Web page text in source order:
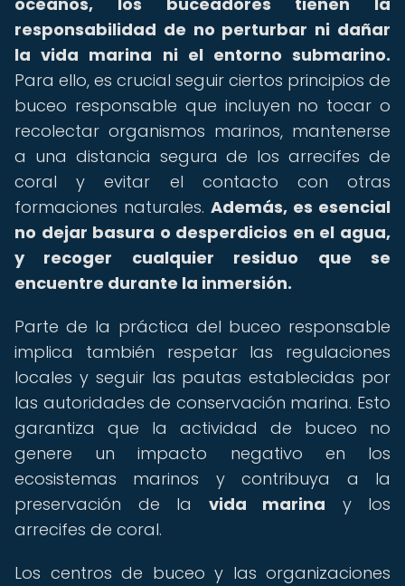
responsabilidad de no perturbar ni dañar
la vida marina ni el entorno submarino.
Para ello, es crucial seguir ciertos principios de
buceo responsable que incluyen no tocar o
recolectar organismos marinos, mantenerse
a una distancia segura de los arrecifes de
coral y evitar el contacto con otras
formaciones naturales. Además, es esencial
no dejar basura o desperdicios en el agua,
y recoger cualquier residuo que se
encuentre durante la inmersión.
Parte de la práctica del buceo responsable
implica también respetar las regulaciones
locales y seguir las pautas establecidas por
las autoridades de conservación marina. Esto
garantiza que la actividad de buceo no
genere un impacto negativo en los
ecosistemas marinos y contribuya a la
preservación de la vida marina y los
arrecifes de coral.
Los centros de buceo y las organizaciones